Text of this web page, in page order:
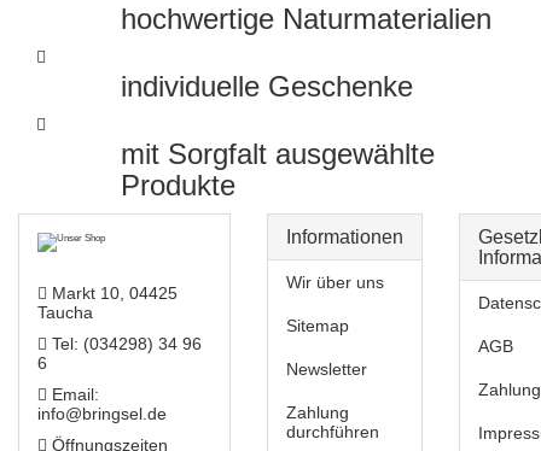
hochwertige Naturmaterialien
individuelle Geschenke
mit Sorgfalt ausgewählte
Produkte
Markt 10, 04425
Taucha
Tel: (034298) 34 96
6
Email:
info@bringsel.de
Öffnungszeiten
Informationen
Wir über uns
Sitemap
Newsletter
Zahlung
durchführen
AGB